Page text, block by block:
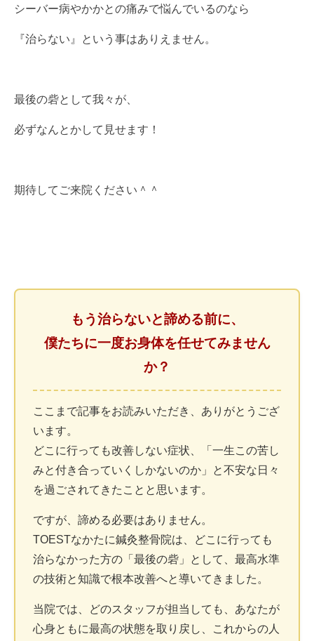
シーバー病やかかとの痛みで悩んでいるのなら
『治らない』という事はありえません。
最後の砦として我々が、
必ずなんとかして見せます！
期待してご来院ください＾＾
もう治らないと諦める前に、
僕たちに一度お身体を任せてみません
か？
ここまで記事をお読みいただき、ありがとうござ
います。
どこに行っても改善しない症状、「一生この苦し
みと付き合っていくしかないのか」と不安な日々
を過ごされてきたことと思います。
ですが、諦める必要はありません。
TOESTなかたに鍼灸整骨院は、どこに行っても
治らなかった方の「最後の砦」として、最高水準
の技術と知識で根本改善へと導いてきました。
当院では、どのスタッフが担当しても、あなたが
心身ともに最高の状態を取り戻し、これからの人